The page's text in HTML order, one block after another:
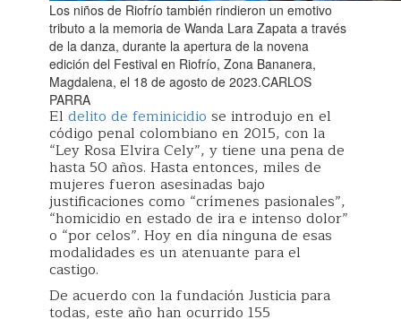
Los niños de Riofrío también rindieron un emotivo
tributo a la memoria de Wanda Lara Zapata a través
de la danza, durante la apertura de la novena
edición del Festival en Riofrío, Zona Bananera,
Magdalena, el 18 de agosto de 2023.CARLOS
PARRA
El delito de feminicidio se introdujo en el
código penal colombiano en 2015, con la
“Ley Rosa Elvira Cely”, y tiene una pena de
hasta 50 años. Hasta entonces, miles de
mujeres fueron asesinadas bajo
justificaciones como “crímenes pasionales”,
“homicidio en estado de ira e intenso dolor”
o “por celos”. Hoy en día ninguna de esas
modalidades es un atenuante para el
castigo.
De acuerdo con la fundación Justicia para
todas, este año han ocurrido 155